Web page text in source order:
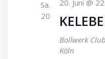
Sa.
20
20. Juni @
Bollwerk Club
Köln